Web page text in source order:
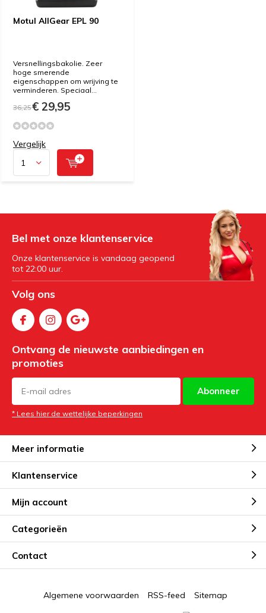
Motul AllGear EPL 90
Versnellingsbakolie. Zeer
hoge smerende
eigenschappen om wrijving te
verminderen. Speciaal...
36,25€ 29,95
Vergelijk
Bel met onze klantenservice
Onze klantenservice is vandaag geopend
tot 22:00 uur.
Volg ons
Ontvang de nieuwste aanbiedingen en
promoties
Abonneer
* Lees hier de wettelijke beperkingen
Meer informatie
Klantenservice
Mijn account
Categorieën
Contact
Algemene voorwaarden RSS-feed Sitemap